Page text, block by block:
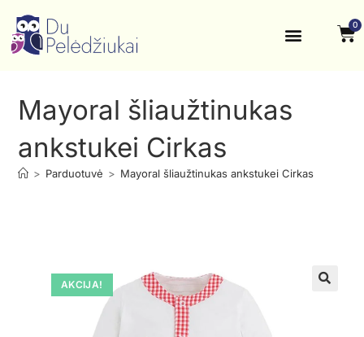
0
Mayoral šliaužtinukas
ankstukei Cirkas
> Parduotuvė > Mayoral šliaužtinukas ankstukei Cirkas
AKCIJA!